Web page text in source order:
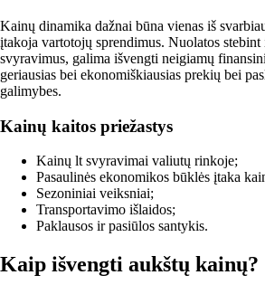
Kainų dinamika dažnai būna vienas iš
įtakoja vartotojų sprendimus. Nuolatos
svyravimus, galima išvengti neigiamų
geriausias bei ekonomiškiausias prekių bei
galimybes.
Kainų kaitos priežastys
Kainų lt svyravimai valiutų rinkoje;
Pasaulinės ekonomikos būklės įtaka
Sezoniniai veiksniai;
Transportavimo išlaidos;
Paklausos ir pasiūlos santykis.
Kaip išvengti aukštų kainų?